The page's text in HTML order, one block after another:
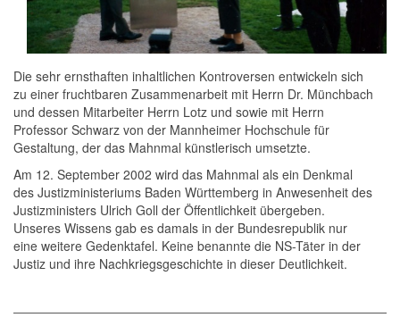
Die sehr ernsthaften inhaltlichen Kontroversen entwickeln sich
zu einer fruchtbaren Zusammenarbeit mit Herrn Dr. Münchbach
und dessen Mitarbeiter Herrn Lotz und sowie mit Herrn
Professor Schwarz von der Mannheimer Hochschule für
Gestaltung, der das Mahnmal künstlerisch umsetzte.
Am 12. September 2002 wird das Mahnmal als ein Denkmal
des Justizministeriums Baden Württemberg in Anwesenheit des
Justizministers Ulrich Goll der Öffentlichkeit übergeben.
Unseres Wissens gab es damals in der Bundesrepublik nur
eine weitere Gedenktafel. Keine benannte die NS-Täter in der
Justiz und ihre Nachkriegsgeschichte in dieser Deutlichkeit.